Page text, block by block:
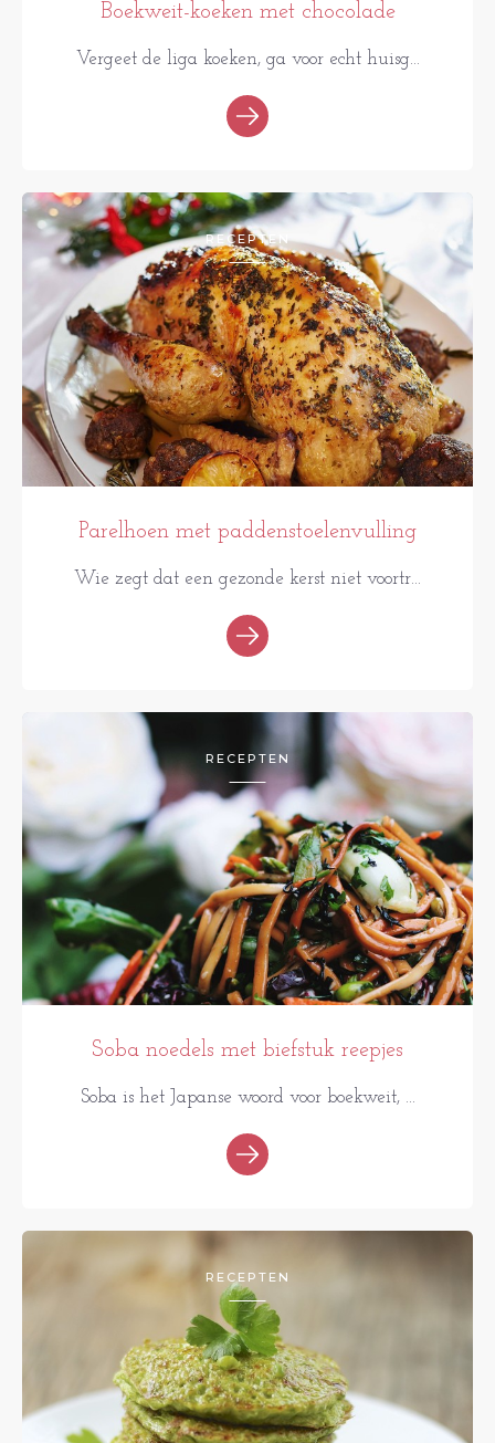
Boekweit-koeken met chocolade
Vergeet de liga koeken, ga voor echt huisg...
RECEPTEN
Parelhoen met paddenstoelenvulling
Wie zegt dat een gezonde kerst niet voortr...
RECEPTEN
Soba noedels met biefstuk reepjes
Soba is het Japanse woord voor boekweit, ...
RECEPTEN